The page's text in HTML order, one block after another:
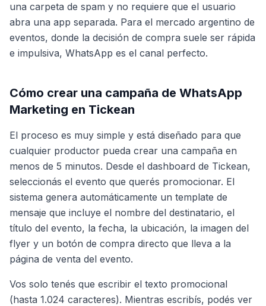
una carpeta de spam y no requiere que el usuario
abra una app separada. Para el mercado argentino de
eventos, donde la decisión de compra suele ser rápida
e impulsiva, WhatsApp es el canal perfecto.
Cómo crear una campaña de WhatsApp
Marketing en Tickean
El proceso es muy simple y está diseñado para que
cualquier productor pueda crear una campaña en
menos de 5 minutos. Desde el dashboard de Tickean,
seleccionás el evento que querés promocionar. El
sistema genera automáticamente un template de
mensaje que incluye el nombre del destinatario, el
título del evento, la fecha, la ubicación, la imagen del
flyer y un botón de compra directo que lleva a la
página de venta del evento.
Vos solo tenés que escribir el texto promocional
(hasta 1.024 caracteres). Mientras escribís, podés ver